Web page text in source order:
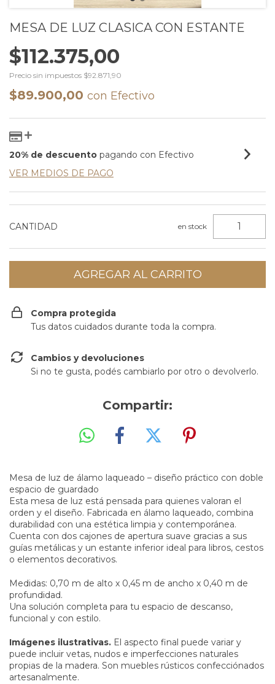
MESA DE LUZ CLASICA CON ESTANTE
$112.375,00
Precio sin impuestos $92.871,90
$89.900,00 con Efectivo
20% de descuento pagando con Efectivo
VER MEDIOS DE PAGO
CANTIDAD en stock
Compra protegida
Tus datos cuidados durante toda la compra.
Cambios y devoluciones
Si no te gusta, podés cambiarlo por otro o devolverlo.
Compartir:
Mesa de luz de álamo laqueado – diseño práctico con doble
espacio de guardado
Esta mesa de luz está pensada para quienes valoran el
orden y el diseño. Fabricada en álamo laqueado, combina
durabilidad con una estética limpia y contemporánea.
Cuenta con dos cajones de apertura suave gracias a sus
guías metálicas y un estante inferior ideal para libros, cestos
o elementos decorativos.
Medidas: 0,70 m de alto x 0,45 m de ancho x 0,40 m de
profundidad.
Una solución completa para tu espacio de descanso,
funcional y con estilo.
Imágenes ilustrativas. El aspecto final puede variar y
puede incluir vetas, nudos e imperfecciones naturales
propias de la madera. Son muebles rústicos confecciónados
artesanalmente.